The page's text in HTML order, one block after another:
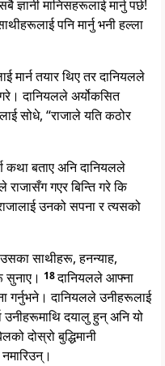
मानिसहरूलाई मार्नु पर्छ!
पनि मार्नु भनी हल्ला
मार्न तयार थिए तर दानियलले
दानियलले अर्योकसित
सोधे, “राजाले यति कठोर
कथा बताए अनि दानियलले
गएर बिन्ति गरे कि
उनको सपना र त्यसको
साथीहरू, हनन्याह,
सुनाए। 18दानियलले आफ्ना
गर्नुभने। दानियलले उनीहरूलाई
उनीहरूमाथि दयालु हुन् अनि यो
दोस्रो बुद्धिमानी